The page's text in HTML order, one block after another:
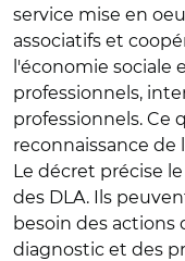
service mise en
associatifs et
l'économie sociale
professionnels,
professionnels. Ce
reconnaissance de
Le décret précise
des DLA. Ils
besoin des
diagnostic et des